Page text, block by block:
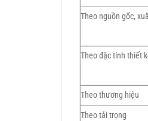
Theo nguồn gốc,
Theo đặc tính thiết
Theo thương hiệu
Theo tải trọng